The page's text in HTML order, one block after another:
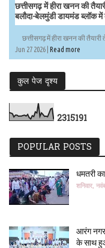
छत्तीसगढ़ में हीरा खनन की
बलौदा-बेलमुंडी डायमंड ब्लॉक में
छत्तीसगढ़ में हीरा खनन की तैयारी
Jun 27 2026 | Read more
कुल पेज दृश्य
2315191
POPULAR POSTS
धमतरी
शनिवार,
आरंग नगर
के साथ